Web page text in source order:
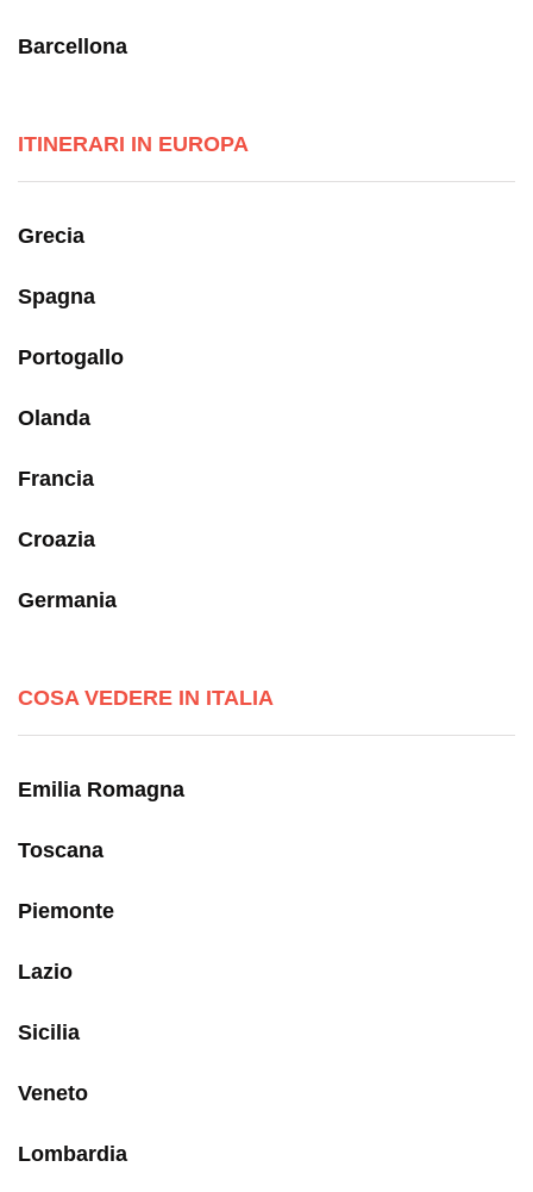
Barcellona
ITINERARI IN EUROPA
Grecia
Spagna
Portogallo
Olanda
Francia
Croazia
Germania
COSA VEDERE IN ITALIA
Emilia Romagna
Toscana
Piemonte
Lazio
Sicilia
Veneto
Lombardia